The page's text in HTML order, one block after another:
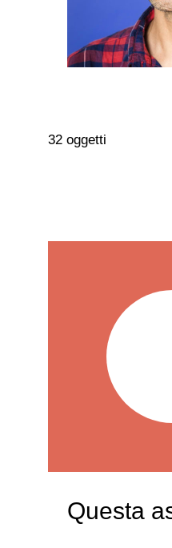
32 oggetti
Questa